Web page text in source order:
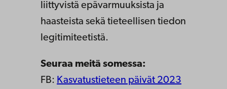
liittyvistä epävarmuuksista ja
haasteista sekä tieteellisen tiedon
legitimiteetistä.
Seuraa meitä somessa:
FB: Kasvatustieteen päivät 2023